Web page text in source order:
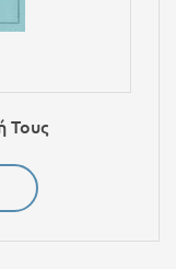
Τους